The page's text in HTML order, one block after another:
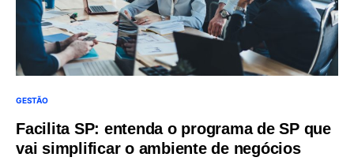
GESTÃO
Facilita SP: entenda o programa de SP que
vai simplificar o ambiente de negócios